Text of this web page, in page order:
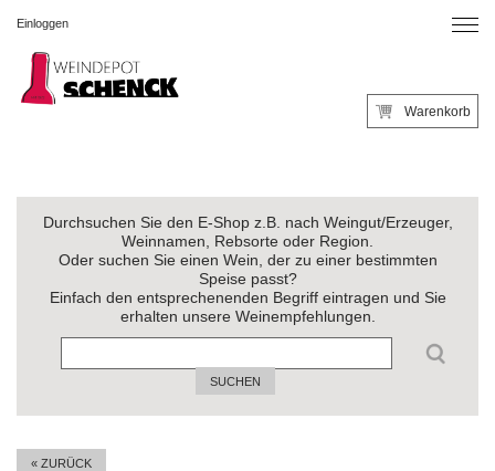
Einloggen
Warenkorb
Durchsuchen Sie den E-Shop z.B. nach Weingut/Erzeuger,
Weinnamen, Rebsorte oder Region.
Oder suchen Sie einen Wein, der zu einer bestimmten
Speise passt?
Einfach den entsprechenenden Begriff eintragen und Sie
erhalten unsere Weinempfehlungen.
SUCHEN
« ZURÜCK